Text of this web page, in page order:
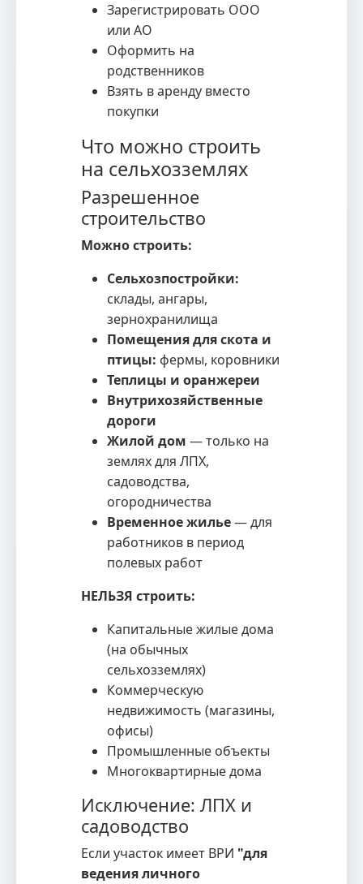
Зарегистрировать ООО
или АО
Оформить на
родственников
Взять в аренду вместо
покупки
Что можно строить
на сельхозземлях
Разрешенное
строительство
Можно строить:
Сельхозпостройки:
склады, ангары,
зернохранилища
Помещения для скота и
птицы: фермы, коровники
Теплицы и оранжереи
Внутрихозяйственные
дороги
Жилой дом — только на
землях для ЛПХ,
садоводства,
огородничества
Временное жилье— для
работников в период
полевых работ
НЕЛЬЗЯ строить:
Капитальные жилые дома
(на обычных
сельхозземлях)
Коммерческую
недвижимость (магазины,
офисы)
Промышленные объекты
Многоквартирные дома
Исключение: ЛПХ и
садоводство
Если участок имеет ВРИ "для
ведения личного